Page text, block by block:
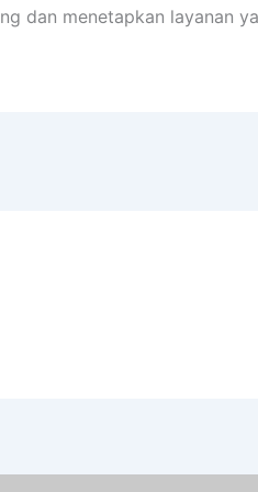
dan menetapkan layanan